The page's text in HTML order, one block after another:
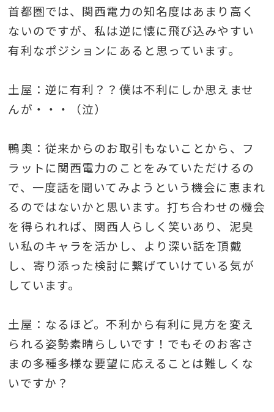
首都圏では、関西電力の知名度はあまり高く
ないのですが、私は逆に懐に飛び込みやすい
有利なポジションにあると思っています。
土屋：逆に有利？？僕は不利にしか思えませ
んが・・・（泣）
鴨奥：従来からのお取引もないことから、フ
ラットに関西電力のことをみていただけるの
で、一度話を聞いてみようという機会に恵まれ
るのではないかと思います。打ち合わせの機会
を得られれば、関西人らしく笑いあり、泥臭
い私のキャラを活かし、より深い話を頂戴
し、寄り添った検討に繋げていけている気が
しています。
土屋：なるほど。不利から有利に見方を変え
られる姿勢素晴らしいです！でもそのお客さ
まの多種多様な要望に応えることは難しくな
いですか？